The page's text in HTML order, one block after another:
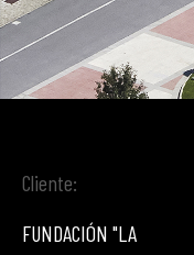
Cliente:
FUNDACIÓN "LA